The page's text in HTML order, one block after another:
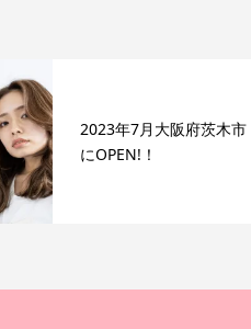
2023年7月大阪府茨木市
にOPEN!！